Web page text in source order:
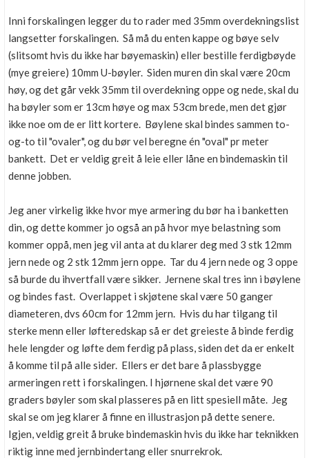
Inni forskalingen legger du to rader med 35mm overdekningslist
langsetter forskalingen. Så må du enten kappe og bøye selv
(slitsomt hvis du ikke har bøyemaskin) eller bestille ferdigbøyde
(mye greiere) 10mm U-bøyler. Siden muren din skal være 20cm
høy, og det går vekk 35mm til overdekning oppe og nede, skal du
ha bøyler som er 13cm høye og max 53cm brede, men det gjør
ikke noe om de er litt kortere. Bøylene skal bindes sammen to-
og-to til "ovaler", og du bør vel beregne én "oval" pr meter
bankett. Det er veldig greit å leie eller låne en bindemaskin til
denne jobben.
Jeg aner virkelig ikke hvor mye armering du bør ha i banketten
din, og dette kommer jo også an på hvor mye belastning som
kommer oppå, men jeg vil anta at du klarer deg med 3 stk 12mm
jern nede og 2 stk 12mm jern oppe. Tar du 4 jern nede og 3 oppe
så burde du ihvertfall være sikker. Jernene skal tres inn i bøylene
og bindes fast. Overlappet i skjøtene skal være 50 ganger
diameteren, dvs 60cm for 12mm jern. Hvis du har tilgang til
sterke menn eller løfteredskap så er det greieste å binde ferdig
hele lengder og løfte dem ferdig på plass, siden det da er enkelt
å komme til på alle sider. Ellers er det bare å plassbygge
armeringen rett i forskalingen. I hjørnene skal det være 90
graders bøyler som skal plasseres på en litt spesiell måte. Jeg
skal se om jeg klarer å finne en illustrasjon på dette senere.
Igjen, veldig greit å bruke bindemaskin hvis du ikke har teknikken
riktig inne med jernbindertang eller snurrekrok.